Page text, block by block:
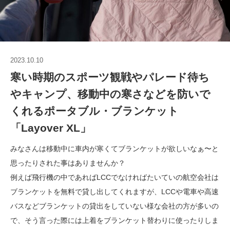
2023.10.10
寒い時期のスポーツ観戦やパレード待ち
やキャンプ、移動中の寒さなどを防いで
くれるポータブル・ブランケット
「Layover XL」
みなさんは移動中に車内が寒くてブランケットが欲しいなぁ〜と
思ったりされた事はありませんか？
例えば飛行機の中であればLCCでなければたいていの航空会社は
ブランケットを無料で貸し出してくれますが、LCCや電車や高速
バスなどブランケットの貸出をしていない様な会社の方が多いの
で、そう言った際には上着をブランケット替わりに使ったりしま